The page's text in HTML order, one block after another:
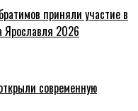
приняли участие в
Ярославля 2026
современную